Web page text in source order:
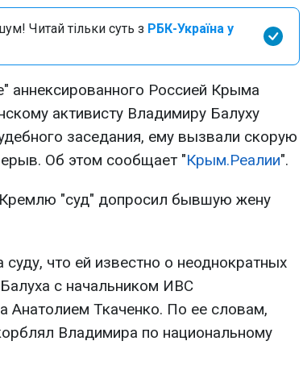
Читай тільки суть з РБК-Україна у
аннексированного Россией Крыма
активисту Владимиру Балуху
заседания, ему вызвали скорую
Об этом сообщает "Крым.Реалии".
"суд" допросил бывшую жену
что ей известно о неоднократных
с начальником ИВС
Анатолием Ткаченко. По ее словам,
Владимира по национальному